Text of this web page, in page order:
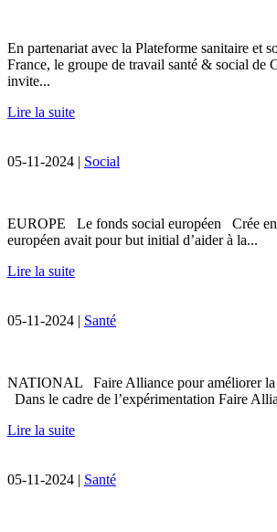
En partenariat avec la Plateforme sanitaire et
France, le groupe de travail santé & social de
invite...
Lire la suite
05-11-2024 | Social
EUROPE Le fonds social européen Crée en
européen avait pour but initial d’aider à la...
Lire la suite
05-11-2024 | Santé
NATIONAL Faire Alliance pour améliorer la
Dans le cadre de l’expérimentation Faire
Lire la suite
05-11-2024 | Santé